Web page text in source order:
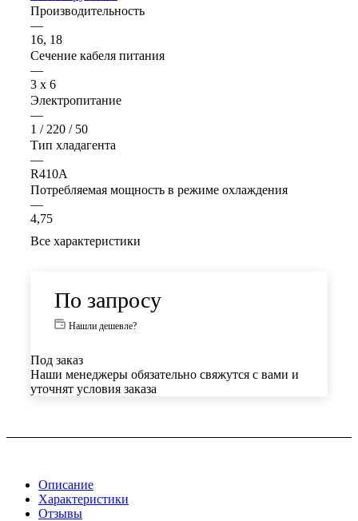
Производительность
—
16, 18
Сечение кабеля питания
—
3 х 6
Электропитание
—
1 / 220 / 50
Тип хладагента
—
R410A
Потребляемая мощность в режиме охлаждения
—
4,75
Все характеристики
По запросу
Нашли дешевле?
Под заказ
Наши менеджеры обязательно свяжутся с вами и
уточнят условия заказа
Описание
Характеристики
Отзывы